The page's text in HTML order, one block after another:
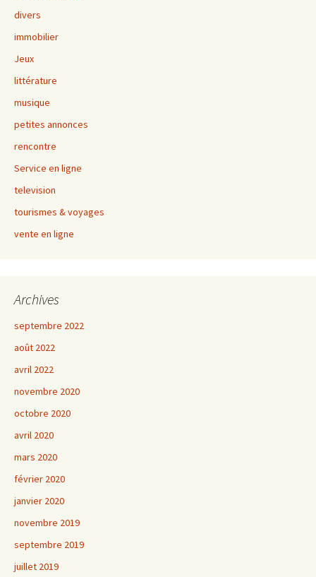
divers
immobilier
Jeux
littérature
musique
petites annonces
rencontre
Service en ligne
television
tourismes & voyages
vente en ligne
Archives
septembre 2022
août 2022
avril 2022
novembre 2020
octobre 2020
avril 2020
mars 2020
février 2020
janvier 2020
novembre 2019
septembre 2019
juillet 2019